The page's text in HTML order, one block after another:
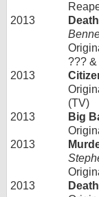
2013
??? &
2013
(TV)
2013
Big
2013
2013